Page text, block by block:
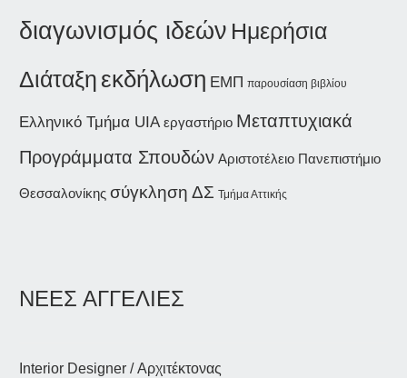
διαγωνισμός ιδεών Ημερήσια
Διάταξη εκδήλωση ΕΜΠ παρουσίαση βιβλίου
Ελληνικό Τμήμα UIA εργαστήριο Μεταπτυχιακά
Προγράμματα Σπουδών Αριστοτέλειο Πανεπιστήμιο
Θεσσαλονίκης σύγκληση ΔΣ Τμήμα Αττικής
ΝΕΕΣ ΑΓΓΕΛΙΕΣ
Interior Designer / Αρχιτέκτονας